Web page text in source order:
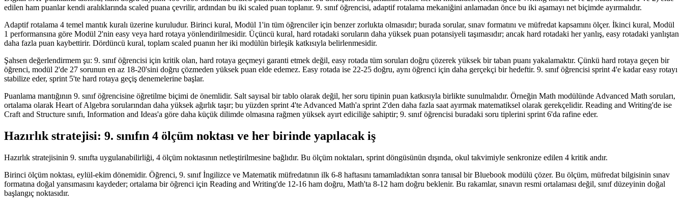
edilen ham puanlar kendi aralıklarında scaled puana çevrilir, ardından bu iki scaled puan toplanır. 9. sınıf öğrencisi, adaptif rotalama mekaniğini anlamadan önce bu iki aşamayı net biçimde ayırmalıdır.
Adaptif rotalama 4 temel mantık kuralı üzerine kuruludur. Birinci kural, Modül 1'in tüm öğrenciler için benzer zorlukta olmasıdır; burada sorular, sınav formatını ve müfredat kapsamını ölçer. İkinci kural, Modül
1 performansına göre Modül 2'nin easy veya hard rotaya yönlendirilmesidir. Üçüncü kural, hard rotadaki soruların daha yüksek puan potansiyeli taşımasıdır; ancak hard rotadaki her yanlış, easy rotadaki yanlıştan
daha fazla puan kaybettirir. Dördüncü kural, toplam scaled puanın her iki modülün birleşik katkısıyla belirlenmesidir.
Şahsen değerlendirmem şu: 9. sınıf öğrencisi için kritik olan, hard rotaya geçmeyi garanti etmek değil, easy rotada tüm soruları doğru çözerek yüksek bir taban puanı yakalamaktır. Çünkü hard rotaya geçen bir
öğrenci, modül 2'de 27 sorunun en az 18-20'sini doğru çözmeden yüksek puan elde edemez. Easy rotada ise 22-25 doğru, aynı öğrenci için daha gerçekçi bir hedeftir. 9. sınıf öğrencisi sprint 4'e kadar easy rotayı
stabilize eder, sprint 5'te hard rotaya geçiş denemelerine başlar.
Puanlama mantığının 9. sınıf öğrencisine öğretilme biçimi de önemlidir. Salt sayısal bir tablo olarak değil, her soru tipinin puan katkısıyla birlikte sunulmalıdır. Örneğin Math modülünde Advanced Math soruları,
ortalama olarak Heart of Algebra sorularından daha yüksek ağırlık taşır; bu yüzden sprint 4'te Advanced Math'a sprint 2'den daha fazla saat ayırmak matematiksel olarak gerekçelidir. Reading and Writing'de ise
Craft and Structure sınıfı, Information and Ideas'a göre daha küçük dilimde olmasına rağmen yüksek ayırt ediciliğe sahiptir; 9. sınıf öğrencisi buradaki soru tiplerini sprint 6'da rafine eder.
Hazırlık stratejisi: 9. sınıfın 4 ölçüm noktası ve her birinde yapılacak iş
Hazırlık stratejisinin 9. sınıfta uygulanabilirliği, 4 ölçüm noktasının netleştirilmesine bağlıdır. Bu ölçüm noktaları, sprint döngüsünün dışında, okul takvimiyle senkronize edilen 4 kritik andır.
Birinci ölçüm noktası, eylül-ekim dönemidir. Öğrenci, 9. sınıf İngilizce ve Matematik müfredatının ilk 6-8 haftasını tamamladıktan sonra tanısal bir Bluebook modülü çözer. Bu ölçüm, müfredat bilgisinin sınav
formatına doğal yansımasını kaydeder; ortalama bir öğrenci için Reading and Writing'de 12-16 ham doğru, Math'ta 8-12 ham doğru beklenir. Bu rakamlar, sınavın resmi ortalaması değil, sınıf düzeyinin doğal
başlangıç noktasıdır.